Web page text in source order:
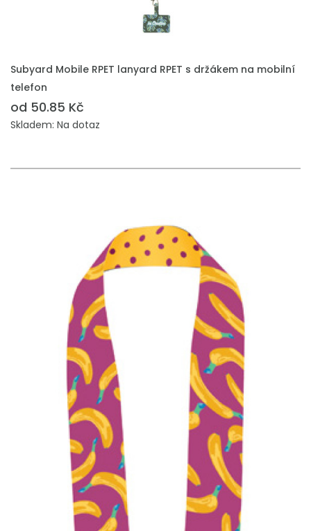
PŘIDAT DO POPTÁVKY
Subyard Mobile RPET lanyard RPET s držákem na mobilní
telefon
od 50.85 Kč
Skladem: Na dotaz